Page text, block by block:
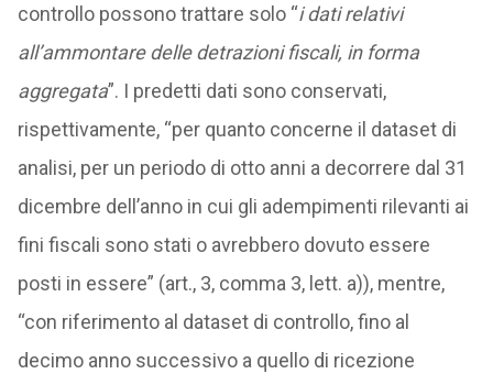
controllo possono trattare solo “i dati relativi
all’ammontare delle detrazioni fiscali, in forma
aggregata”. I predetti dati sono conservati,
rispettivamente, “per quanto concerne il dataset di
analisi, per un periodo di otto anni a decorrere dal 31
dicembre dell’anno in cui gli adempimenti rilevanti ai
fini fiscali sono stati o avrebbero dovuto essere
posti in essere” (art., 3, comma 3, lett. a)), mentre,
“con riferimento al dataset di controllo, fino al
decimo anno successivo a quello di ricezione